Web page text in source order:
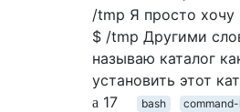
/tmp Я просто хочу
$ /tmp Другими
называю каталог
установить этот
17
bash